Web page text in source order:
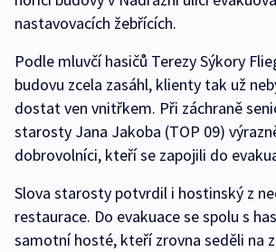
nastavovacích žebřících.
Podle mluvčí hasičů Terezy Sýkory
budovu zcela zasáhl, klienty tak už
dostat ven vnitřkem. Při záchraně
starosty Jana Jakoba (TOP 09)
dobrovolníci, kteří se zapojili do
Slova starosty potvrdil i hostinský z
restaurace. Do evakuace se spolu s
samotní hosté, kteří zrovna seděli na